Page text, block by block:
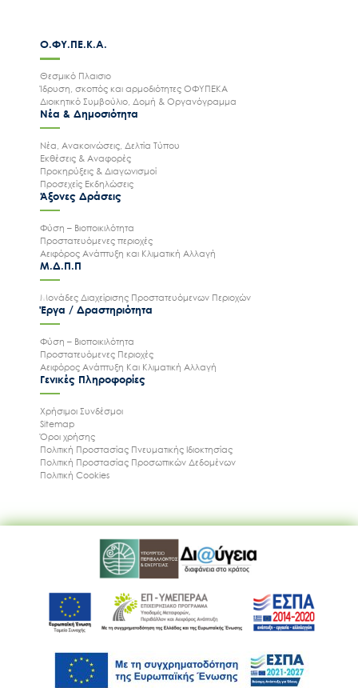
Ακολουθήστε μας
Ο.ΦΥ.ΠΕ.Κ.Α.
Θεσμικό Πλαισιο
Ίδρυση, σκοπός και αρμοδιότητες ΟΦΥΠΕΚΑ
Διοικητικό Συμβούλιο, Δομή & Οργανόγραμμα
Νέα & Δημοσιότητα
Νέα, Ανακοινώσεις, Δελτία Τύπου
Εκθέσεις & Αναφορές
Προκηρύξεις & Διαγωνισμοί
Προσεχείς Εκδηλώσεις
Άξονες Δράσεις
Φύση – Βιοποικιλότητα
Προστατευόμενες περιοχές
Αειφόρος Ανάπτυξη και Κλιματική Αλλαγή
Μ.Δ.Π.Π
Μονάδες Διαχείρισης Προστατευόμενων Περιοχών
Έργα / Δραστηριότητα
Φύση – Βιοποικιλότητα
Προστατευόμενες Περιοχές
Αειφόρος Ανάπτυξη Και Κλιματική Αλλαγή
Γενικές Πληροφορίες
Χρήσιμοι Συνδέσμοι
Sitemap
Όροι χρήσης
Πολιτική Προστασίας Πνευματικής Ιδιοκτησίας
Πολιτική Προστασίας Προσωπικών Δεδομένων
Πολιτική Cookies